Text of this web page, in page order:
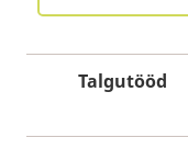
Talgutööd